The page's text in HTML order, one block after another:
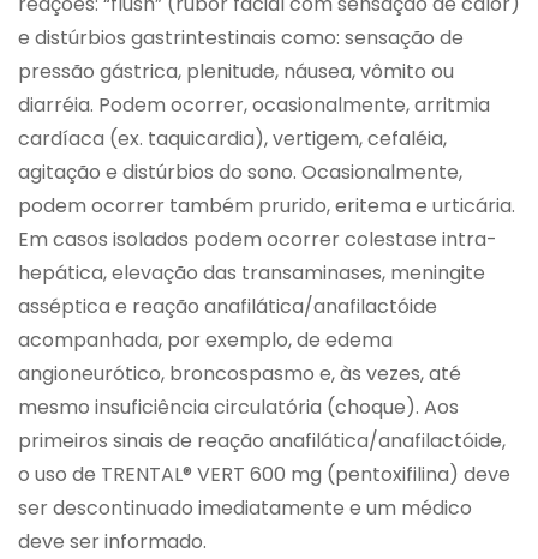
e distúrbios gastrintestinais como: sensação de
pressão gástrica, plenitude, náusea, vômito ou
diarréia. Podem ocorrer, ocasionalmente, arritmia
cardíaca (ex. taquicardia), vertigem, cefaléia,
agitação e distúrbios do sono. Ocasionalmente,
podem ocorrer também prurido, eritema e urticária.
Em casos isolados podem ocorrer colestase intra-
hepática, elevação das transaminases, meningite
asséptica e reação anafilática/anafilactóide
acompanhada, por exemplo, de edema
angioneurótico, broncospasmo e, às vezes, até
mesmo insuficiência circulatória (choque). Aos
primeiros sinais de reação anafilática/anafilactóide,
o uso de TRENTAL® VERT 600 mg (pentoxifilina) deve
ser descontinuado imediatamente e um médico
deve ser informado.